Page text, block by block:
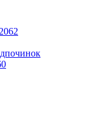
2062